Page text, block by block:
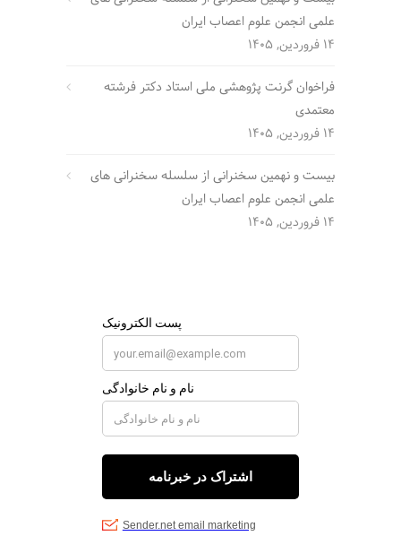
علمی انجمن علوم اعصاب ایران
14 فروردین, 1405
فراخوان گرنت پژوهشی ملی استاد دکتر فرشته
معتمدی
14 فروردین, 1405
بیست و نهمین سخنرانی از سلسله سخنرانی های
علمی انجمن علوم اعصاب ایران
14 فروردین, 1405